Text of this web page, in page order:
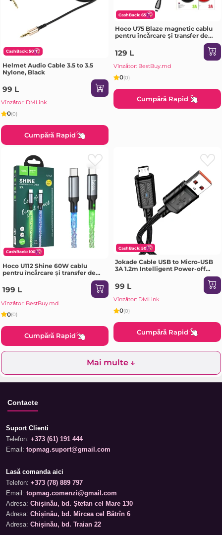
CashBack: 50
Helmet Audio Cable 3.5 to 3.5
Nylone, Black
99 L
Vînzător: DMLink
0(0)
Cumpără Rapid
CashBack: 65
Hoco U75 Blaze magnetic cablu
pentru încărcare și transfer de
129 L
Vînzător: BestBuy.md
0(0)
Cumpără Rapid
CashBack: 100
Hoco U112 Shine 60W cablu
pentru încărcare și transfer de
date pentru USB-C la USB-C gri
199 L
Vînzător: BestBuy.md
0(0)
Cumpără Rapid
CashBack: 50
Jokade Cable USB to Micro-USB
3A 1.2m Intelligent Power-off
99 L
Vînzător: DMLink
0(0)
Cumpără Rapid
Mai multe ↓
Contacte
Suport Clienti
Telefon: +373 (61) 191 444
Email: topmag.suport@gmail.com
Lasă comanda aici
Telefon: +373 (78) 889 797
Email: topmag.comenzi@gmail.com
Adresa: Chișinău, bd. Ștefan cel Mare 130
Adresa: Chișinău, bd. Mircea cel Bătrîn 6
Adresa: Chișinău, bd. Traian 22